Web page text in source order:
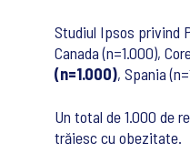
Studiul Ipsos privind
Canada (n=1.000),
(n=1.000), Spania
Un total de 1.000 de
trăiesc cu obezitate.